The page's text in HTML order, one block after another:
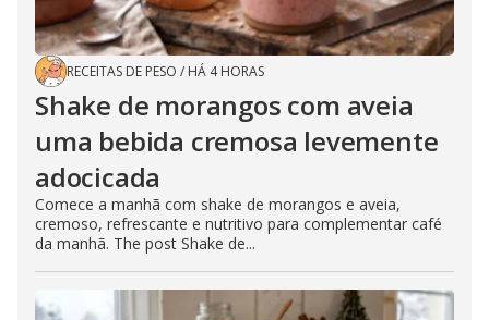
RECEITAS DE PESO / HÁ 4 HORAS
Shake de morangos com aveia
uma bebida cremosa levemente
adocicada
Comece a manhã com shake de morangos e aveia,
cremoso, refrescante e nutritivo para complementar café
da manhã. The post Shake de...